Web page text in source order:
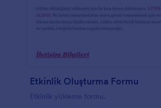
Etkinlik Oluşturma Formu
Etkinlik yükleme formu.